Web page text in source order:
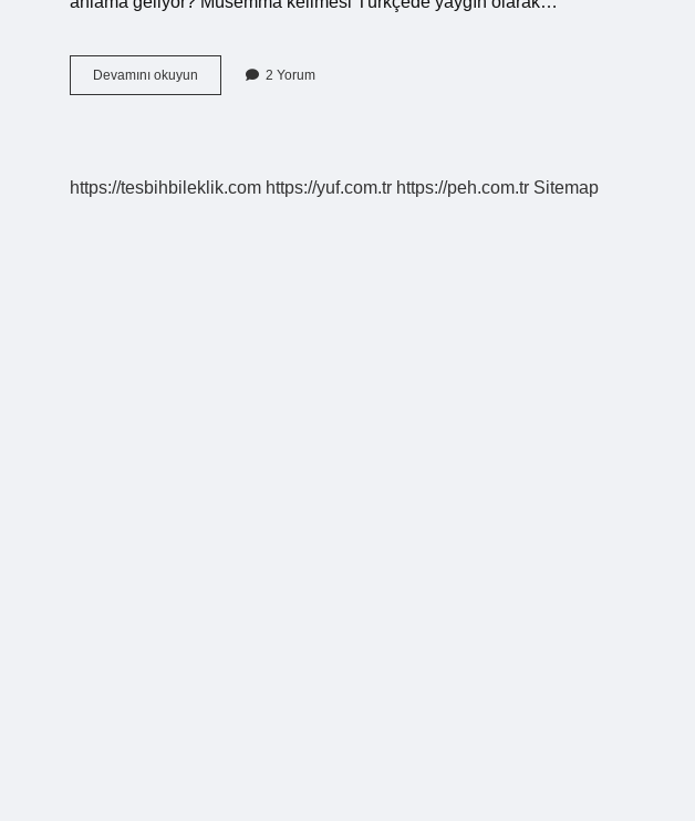
Devamını okuyun Dilemma
Ne
2 Yorum
https://tesbihbileklik.com https://yuf.com.tr https://peh.com.tr Sitemap